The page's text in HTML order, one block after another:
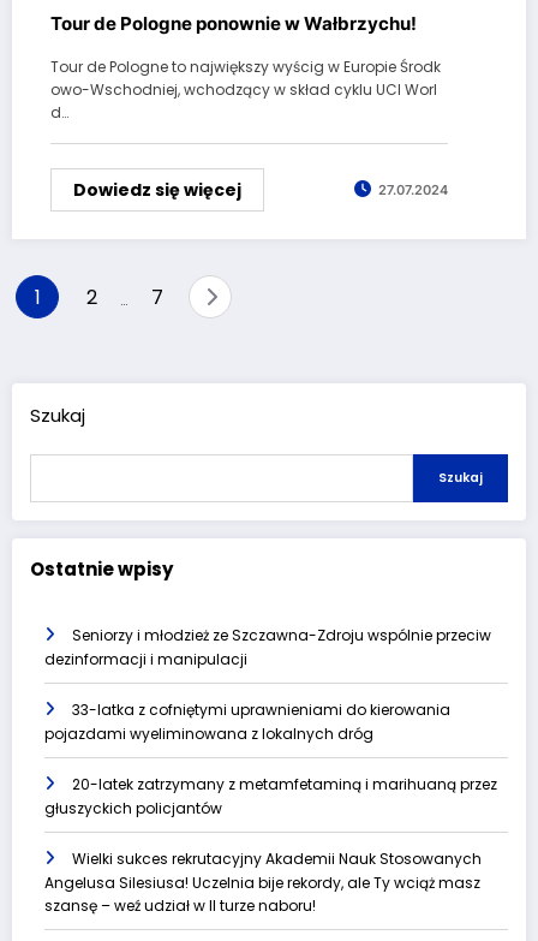
Tour de Pologne ponownie w Wałbrzychu!
Tour de Pologne to największy wyścig w Europie Środk
owo-Wschodniej, wchodzący w skład cyklu UCI Worl
d…
Dowiedz się więcej 27.07.2024
Stronicowanie
1 2 7
Szukaj
Szukaj
Ostatnie wpisy
Seniorzy i młodzież ze Szczawna-Zdroju wspólnie przeciw
dezinformacji i manipulacji
33-latka z cofniętymi uprawnieniami do kierowania
pojazdami wyeliminowana z lokalnych dróg
20-latek zatrzymany z metamfetaminą i marihuaną przez
głuszyckich policjantów
Wielki sukces rekrutacyjny Akademii Nauk Stosowanych
Angelusa Silesiusa! Uczelnia bije rekordy, ale Ty wciąż masz
szansę – weź udział w II turze naboru!